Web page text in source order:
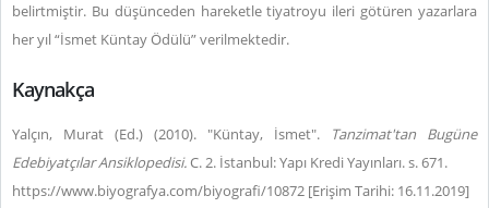
belirtmiştir. Bu düşünceden hareketle tiyatroyu ileri götüren yazarlara
her yıl “İsmet Küntay Ödülü” verilmektedir.
Kaynakça
Yalçın, Murat (Ed.) (2010). "Küntay, İsmet". Tanzimat'tan Bugüne
Edebiyatçılar Ansiklopedisi.C. 2. İstanbul: Yapı Kredi Yayınları. s. 671.
https://www.biyografya.com/biyografi/10872 [Erişim Tarihi: 16.11.2019]